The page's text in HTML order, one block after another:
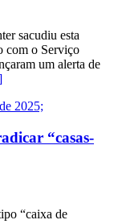
sacudiu esta
com o Serviço
um alerta de
“casas-
“caixa de